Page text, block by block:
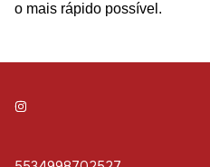
o mais rápido possível.